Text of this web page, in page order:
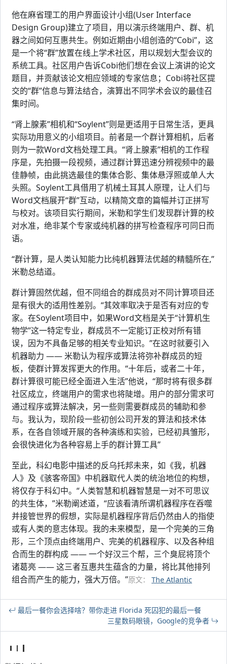
他在麻省理工的用户界面设计小组(User Interface
Design Group)建立了项目，用以演示终端用户、群、机
器之间如何互惠共生。例如近期由小组创造的“Cobi”，这
是一个将“群”放置在线上学术社区，用以规划大型会议的
系统工具。社区用户告诉Cobi他们想在会议上演讲的论文
题目，并贡献该论文相应领域的专家信息；Cobi将社区提
交的“群”信息与算法结合，演算出不同学术会议的最佳召
集时间。
“肾上腺素”相机和“Soylent”则是更适用于日常生活，更具
实际功用意义的小组项目。前者是一个群计算相机，后者
则为一款Word文档处理工具。“肾上腺素”相机的工作程
序是，先拍摄一段视频，通过群计算迅速分辨视频中的最
佳静帧，由此挑选最佳的集体合影、集体悬浮照或单人大
头照。Soylent工具借用了机械土耳其人原理，让人们与
Word文档展开“群”互动，以精简文章的篇幅并订正拼写
与校对。该项目实行期间，米勒和学生们发现群计算的校
对水准，绝非某个专家或纯机器的拼写检查程序可同日而
语。
“群计算，是人类认知能力比纯机器算法优越的精髓所在,”
米勒总结道。
群计算固然优越，但不同组合的群成员对不同计算项目还
是有很大的适用性差别。“其效率取决于是否有对应的专
家。在Soylent项目中，如果Word文档是关于“计算机生
物学”这一特定专业，群成员不一定能订正校对所有错
误，因为不具备足够的相关专业知识。”在这时就要引入
机器助力 —— 米勒认为程序或算法将弥补群成员的短
板，使群计算发挥更大的作用。“十年后，或者二十年，
群计算很可能已经全面进入生活”他说，“那时将有很多群
社区成立，终端用户的需求也将陡增。用户的部分需求可
通过程序或算法解决，另一些则需要群成员的辅助和参
与。我认为，现阶段一些初创公司开发的算法和技术体
系，在各自领域开展的各种演练和实验，已经初具雏形，
会很快进化为各种容易上手的群计算工具”
至此，科幻电影中描述的反乌托邦未来，如《我，机器
人》及《骇客帝国》中机器取代人类的统治地位的构想，
将仅存于科幻中。“人类智慧和机器智慧是一对不可思议
的共生体，”米勒阐述道，“应该看清所谓机器程序在吞噬
并接管世界的假想，实际是机器程序背后仍然由人的指使
或有人类的意志体现。我的未来模型，是一个完美的三角
形，三个顶点由终端用户、完美的机器程序、以及各种组
合而生的群构成 —— 一个好汉三个帮，三个臭屁将顶个
诸葛亮 —— 这三者互惠共生蕴含的力量，将比其他排列
组合而产生的能力，强大万倍。”原文： The Atlantic
最后一餐你会选择啥？带你走进 Florida 死囚犯的最后一餐
三星数码眼镜，Google的竞争者